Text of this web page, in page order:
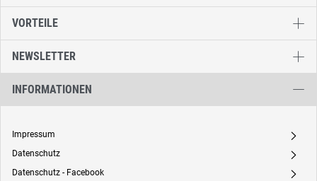
VORTEILE
NEWSLETTER
INFORMATIONEN
Impressum A
Datenschutz A
Datenschutz - Facebook A